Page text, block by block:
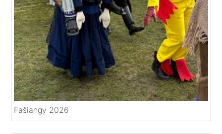
Fašiangy 2026